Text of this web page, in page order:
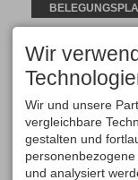
Dargestellt wird der
Personenzahl für
7 Nächte, 2
Wir
Wir und unsere
vergleichbare
gestalten und
und analysiert